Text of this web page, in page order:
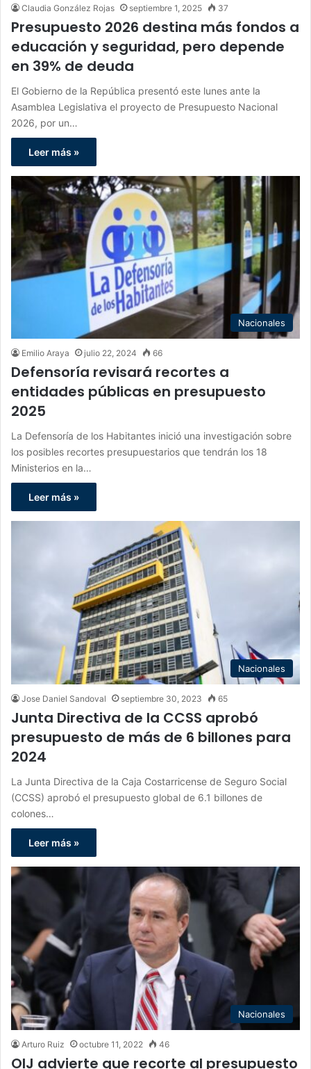
Claudia González Rojas septiembre 1, 2025 37
Presupuesto 2026 destina más fondos a
educación y seguridad, pero depende
en 39% de deuda
El Gobierno de la República presentó este lunes ante la
Asamblea Legislativa el proyecto de Presupuesto Nacional
2026, por un…
Leer más »
Nacionales
Emilio Araya julio 22, 2024 66
Defensoría revisará recortes a
entidades públicas en presupuesto
2025
La Defensoría de los Habitantes inició una investigación sobre
los posibles recortes presupuestarios que tendrán los 18
Ministerios en la…
Leer más »
Nacionales
Jose Daniel Sandoval septiembre 30, 2023 65
Junta Directiva de la CCSS aprobó
presupuesto de más de 6 billones para
2024
La Junta Directiva de la Caja Costarricense de Seguro Social
(CCSS) aprobó el presupuesto global de 6.1 billones de
colones…
Leer más »
Nacionales
Arturo Ruiz octubre 11, 2022 46
OIJ advierte que recorte al presupuesto